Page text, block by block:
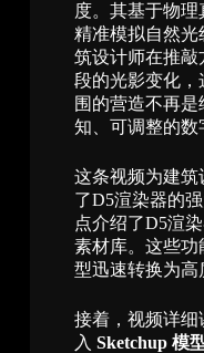
度。其基于物
精准模拟自然光
筑设计师在推
段的光影变化
围的营造不再
知、可调整的数
这条视频为建筑
了D5渲染器的
点介绍了D5渲
素材库。这些功
型迅速转换为高
接着，视频详细
入 Sketchup 模